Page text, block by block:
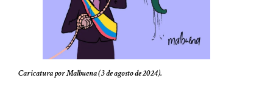
Caricatura por Malbuena (3 de agosto de 2024).